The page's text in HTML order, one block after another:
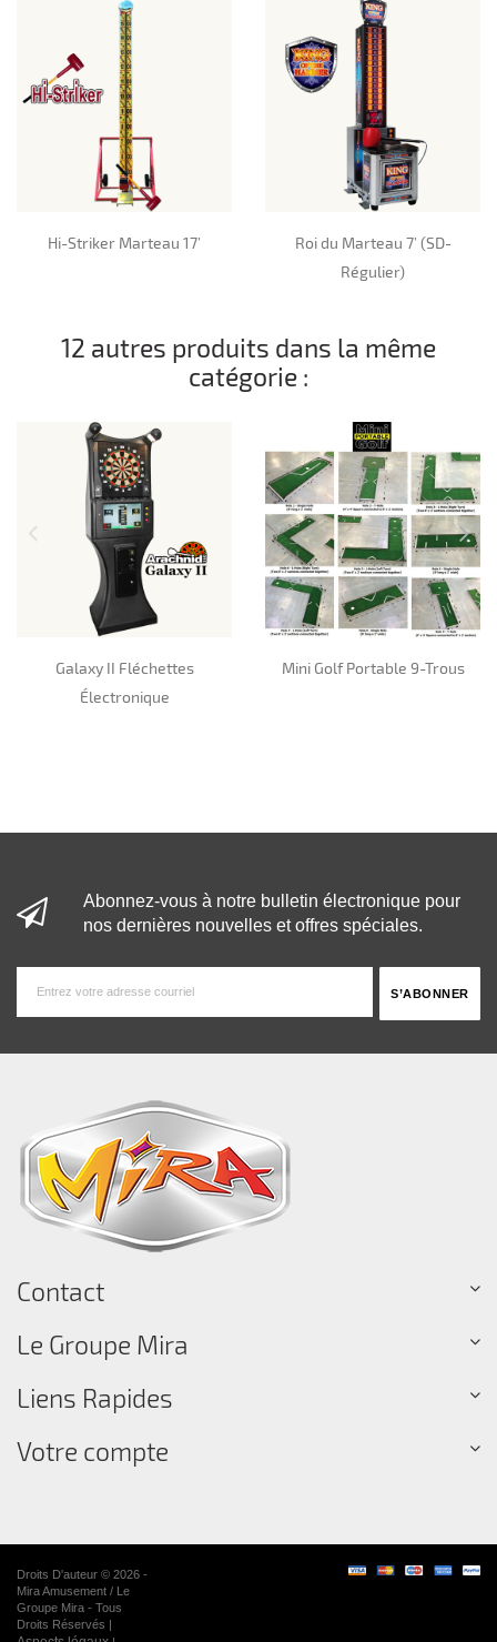
Hi-Striker Marteau 17’
Roi du Marteau 7’ (SD-
Régulier)
12 autres produits dans la même
catégorie :
Galaxy II Fléchettes
Électronique
Mini Golf Portable 9-Trous
Abonnez-vous à notre bulletin électronique pour
nos dernières nouvelles et offres spéciales.
Contact
Le Groupe Mira
Liens Rapides
Votre compte
Droits D'auteur © 2026 -
Mira Amusement / Le
Groupe Mira - Tous
Droits Réservés |